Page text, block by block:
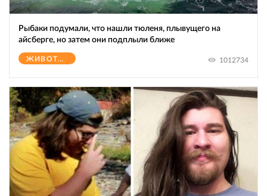
Рыбаки подумали, что нашли тюленя, плывущего на
айсберге, но затем они подплыли ближе
ЖИВОТНЫЕ 1012734